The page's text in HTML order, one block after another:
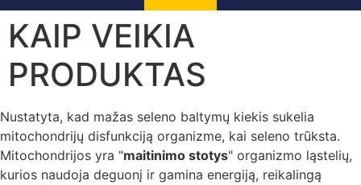
KAIP VEIKIA
PRODUKTAS
Nustatyta, kad mažas seleno baltymų kiekis sukelia
mitochondrijų disfunkciją organizme, kai seleno trūksta.
Mitochondrijos yra "maitinimo stotys" organizmo ląstelių,
kurios naudoja deguonį ir gamina energiją, reikalingą